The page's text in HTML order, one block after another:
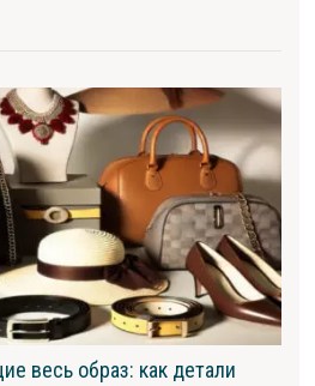
весь образ: как детали